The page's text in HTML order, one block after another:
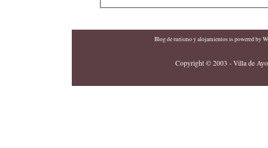
Blog de turismo y alojamientosis powered by
Copyright © 2003 - Villa de